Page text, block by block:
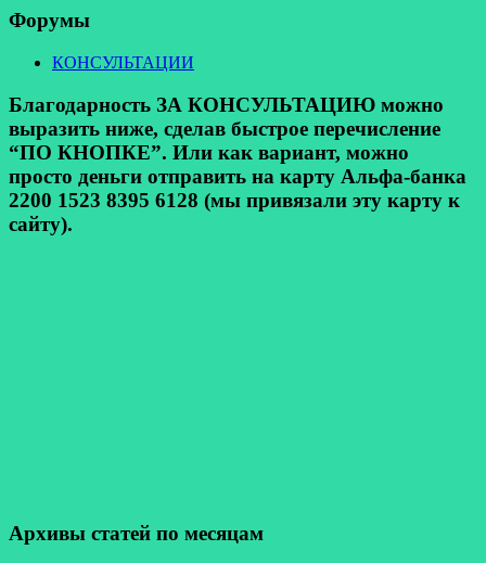
Форумы
КОНСУЛЬТАЦИИ
Благодарность ЗА КОНСУЛЬТАЦИЮ можно
выразить ниже, сделав быстрое перечисление
“ПО КНОПКЕ”. Или как вариант, можно
просто деньги отправить на карту Альфа-банка
2200 1523 8395 6128 (мы привязали эту карту к
сайту).
Архивы статей по месяцам